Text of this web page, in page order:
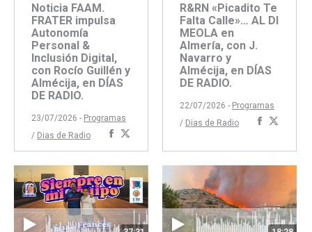
Noticia FAAM.
FRATER impulsa
Autonomía
Personal &
Inclusión Digital,
con Rocío Guillén y
Almécija, en DÍAS
DE RADIO.
23/07/2026 - Programas
/ Dias de Radio
Compartir
con
Facebook
con
Twitter
R&RN «Picadito Te
Falta Calle»… AL DI
MEOLA en
Almería, con J.
Navarro y
Almécija, en DÍAS
DE RADIO.
22/07/2026 - Programas
/ Dias de Radio
Compartir